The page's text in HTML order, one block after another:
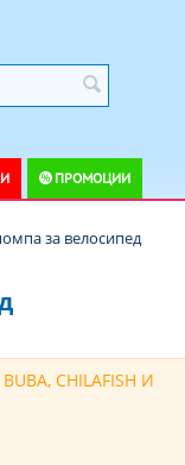
ПРОМОЦИИ
за велосипед
CHILAFISH И